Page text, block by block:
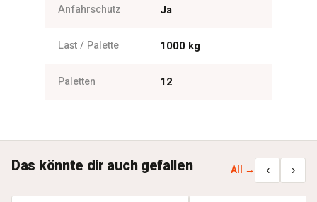
Anfahrschutz Ja
Last / Palette 1000 kg
Paletten 12
Das könnte dir auch gefallen All → ‹ ›